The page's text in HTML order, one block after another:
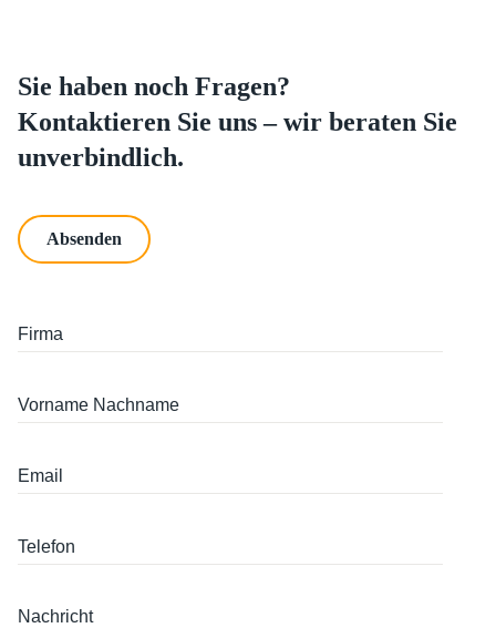
Sie haben noch Fragen?
Kontaktieren Sie uns –wir beraten Sie
unverbindlich.
Absenden